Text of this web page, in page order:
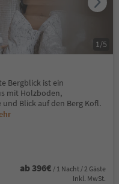
Bergblick ist ein
mit Holzboden,
Blick auf den Berg Kofl.
ab 396€ / 1 Nacht / 2 Gäste
Inkl. MwSt.
1 /5